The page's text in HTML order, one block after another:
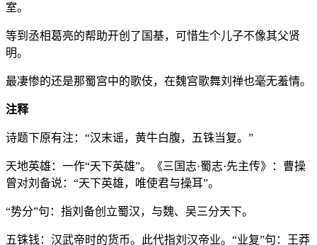
室。
等到丞相葛亮的帮助开创了国基，可惜生个儿子不像其父贤
明。
最凄惨的还是那蜀宫中的歌伎，在魏宫歌舞刘禅也毫无羞情。
注释
诗题下原有注：“汉末谣，黄牛白腹，五铢当复。”
天地英雄：一作“天下英雄”。《三国志·蜀志·先主传》：曹操
曾对刘备说：“天下英雄，唯使君与操耳”。
“势分”句：指刘备创立蜀汉，与魏、吴三分天下。
五铢钱：汉武帝时的货币。此代指刘汉帝业。“业复”句：王莽